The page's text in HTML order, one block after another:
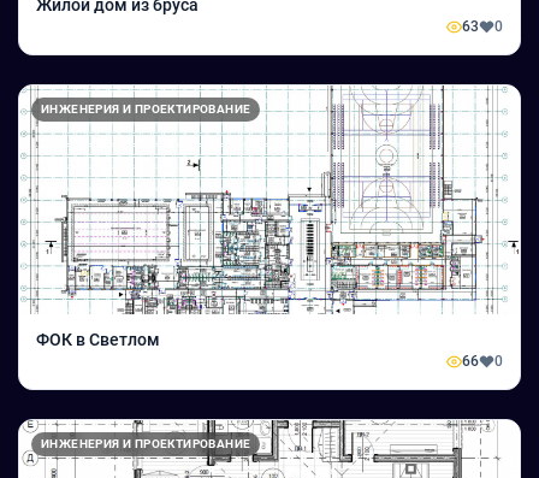
Жилой дом из бруса
63 0
ИНЖЕНЕРИЯ И ПРОЕКТИРОВАНИЕ
ФОК в Светлом
66 0
ИНЖЕНЕРИЯ И ПРОЕКТИРОВАНИЕ